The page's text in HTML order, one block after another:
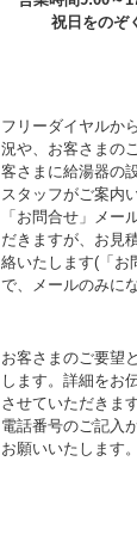
祝日をのぞ
フリーダイヤルか
況や、お客さまの
客さまに給湯器の
スタッフがご案内
「お問合せ」メー
だきますが、お見
絡いたします(「お
で、メールのみに
お客さまのご要望
します。詳細をお
させていただきま
電話番号のご記入
お願いいたします。